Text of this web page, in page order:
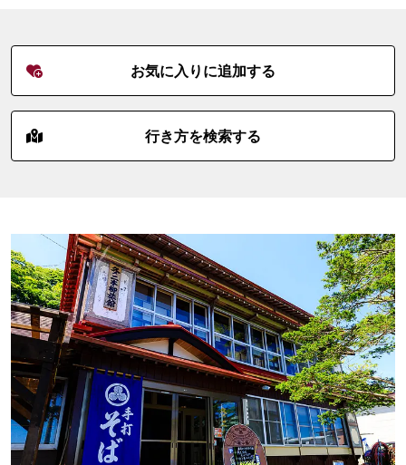
お気に入りに追加する
行き方を検索する